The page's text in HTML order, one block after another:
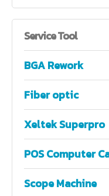
ServiceTool
BGA Rework
Fiber optic
Xeltek Superpro
POS Computer
Scope Machine